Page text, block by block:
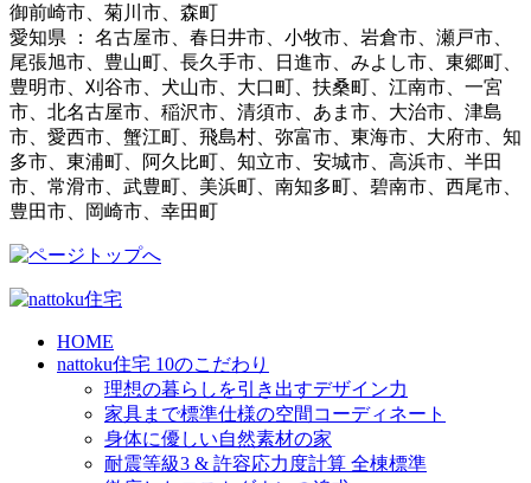
御前崎市、菊川市、森町
愛知県 ： 名古屋市、春日井市、小牧市、岩倉市、瀬戸市、
尾張旭市、豊山町、長久手市、日進市、みよし市、東郷町、
豊明市、刈谷市、犬山市、大口町、扶桑町、江南市、一宮
市、北名古屋市、稲沢市、清須市、あま市、大治市、津島
市、愛西市、蟹江町、飛島村、弥富市、東海市、大府市、知
多市、東浦町、阿久比町、知立市、安城市、高浜市、半田
市、常滑市、武豊町、美浜町、南知多町、碧南市、西尾市、
豊田市、岡崎市、幸田町
HOME
nattoku住宅 10のこだわり
理想の暮らしを引き出すデザイン力
家具まで標準仕様の空間コーディネート
身体に優しい自然素材の家
耐震等級3 & 許容応力度計算 全棟標準